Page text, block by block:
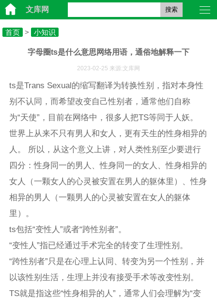
文库网 搜索
首页 > 小知识
字母圈ts是什么意思网络用语，通俗地解释一下
2023-02-25 来源:文库网
ts是Tr‌‌‌‌‌‌‌‌‌ans Sexual的缩写翻译为转换性别，指对本身性
别不认同，而希望改变自己性别者，通常他们自称
为“天使”，目前在网络中，很多人把TS等同于人妖。
世界上从来不只有男人和女人，更有天生的性身相异的
人。 所以，从这个意义上讲，对人类性别至少要进行
四分：性身同一的男人、性身同一的女人、性身相异的
女人（一颗女人的心灵被安置在男人的躯体里）、性身
相异的男人（一颗男人的心灵被安置在女人的躯体
里）。
ts包括“变性人”或者“跨性别者”。
“变性人”指已经通过手术完全的转变了生理性别。
“跨性别者”只是在心理上认同、转变为另一个性别，并
以该性别生活，生理上并没有接受手术等改变性别。
TS就是指这些“性身相异的人”，通常人们会理解为“变